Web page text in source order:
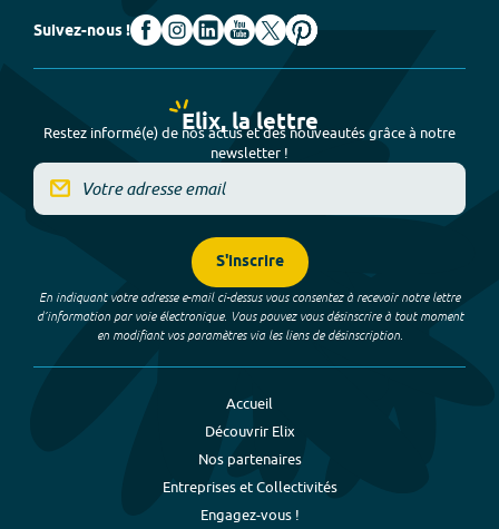
Suivez-nous !
Elix, la lettre
Restez informé(e) de nos actus et des nouveautés grâce à notre
newsletter !
S'inscrire
En indiquant votre adresse e-mail ci-dessus vous consentez à recevoir notre lettre
d’information par voie électronique. Vous pouvez vous désinscrire à tout moment
en modifiant vos paramètres via les liens de désinscription.
Accueil
Découvrir Elix
Nos partenaires
Entreprises et Collectivités
Engagez-vous !